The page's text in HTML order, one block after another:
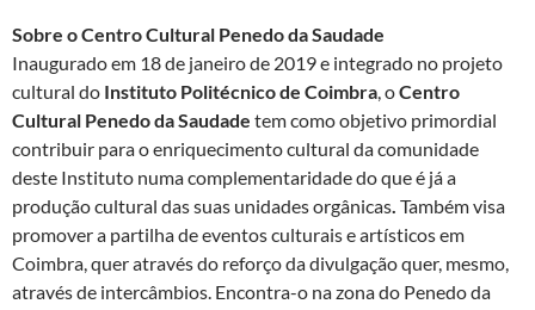
Sobre o Centro Cultural Penedo da Saudade
Inaugurado em 18 de janeiro de 2019 e integrado no projeto
cultural do Instituto Politécnico de Coimbra, oCentro
Cultural Penedo da Saudade tem como objetivo primordial
contribuir para o enriquecimento cultural da comunidade
deste Instituto numa complementaridade do que é já a
produção cultural das suas unidades orgânicas. Também visa
promover a partilha de eventos culturais e artísticos em
Coimbra, quer através do reforço da divulgação quer, mesmo,
através de intercâmbios. Encontra-o na zona do Penedo da